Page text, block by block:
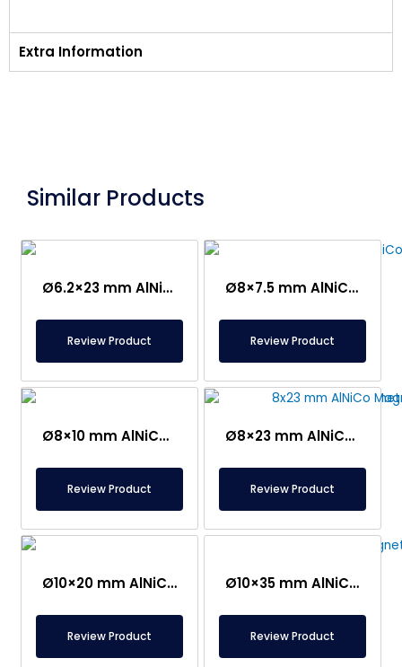
Extra Information
Similar Products
Ø6.2×23 mm AlNiCo Magneet – 500°C Bestendig
Review Product
Ø8×7.5 mm AlNiCo Magneet – 500°C Bestendig
Review Product
Ø8×10 mm AlNiCo Magneet – 500°C Bestendig
Review Product
Ø8×23 mm AlNiCo Magneet – Bestand tegen 500°C
Review Product
Ø10×20 mm AlNiCo Magneet – 500°C Hittebestendig
Review Product
Ø10×35 mm AlNiCo Magneet – 500°C Hittebestendig
Review Product